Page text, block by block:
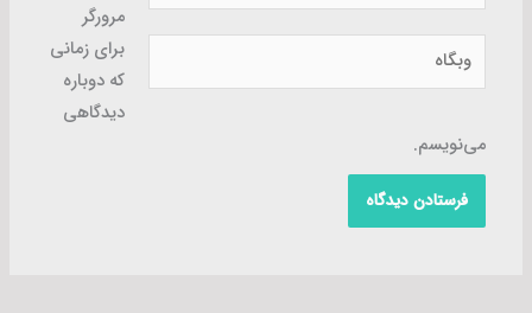
وبگاه
مرورگر
برای زمانی
که دوباره
دیدگاهی
می‌نویسم.